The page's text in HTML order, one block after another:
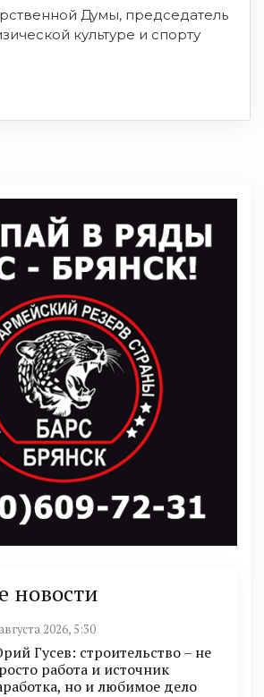
Думы, председатель
культуре и спорту
новости
2026, 5:30
Гусев: строительство – не
работа и источник
но и любимое дело